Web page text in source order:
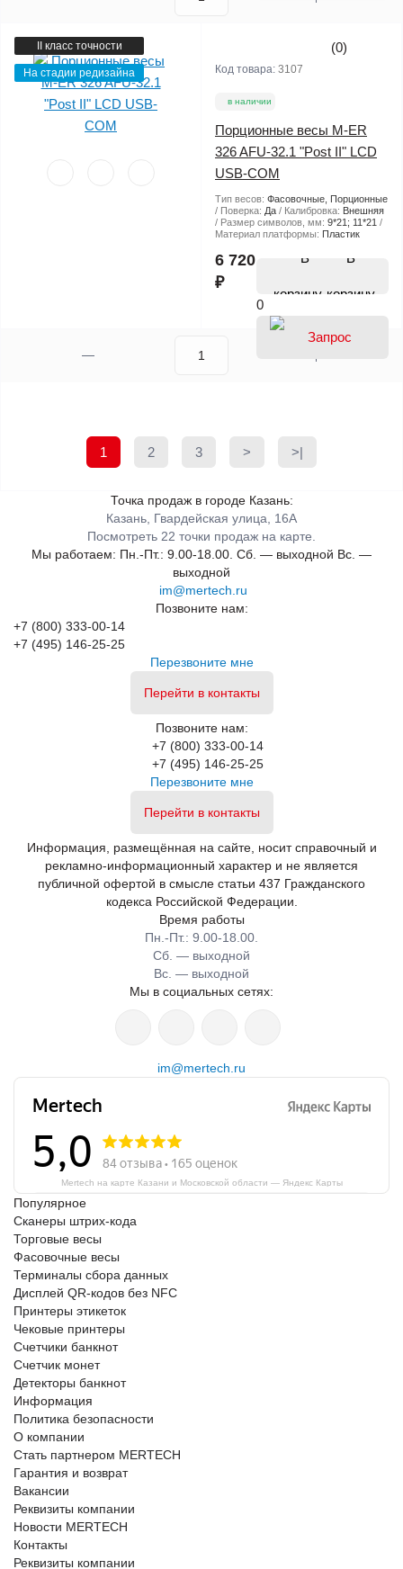
II класс точности
На стадии редизайна
(0)
Код товара: 3107
в наличии
Порционные весы M-ER
326 AFU-32.1 "Post II" LCD
USB-COM
Тип весов: Фасовочные, Порционные
Поверка: Да Калибровка: Внешняя
Размер символов, мм: 9*21; 11*21
Материал платформы: Пластик
6 720
₽
В
корзину
0
1 2 3 > >|
Точка продаж в городе Казань:
Казань, Гвардейская улица, 16А
Посмотреть 22 точки продаж на карте.
Мы работаем: Пн.-Пт.: 9.00-18.00. Сб. — выходной Вс. —
выходной
im@mertech.ru
Позвоните нам:
+7 (800) 333-00-14
+7 (495) 146-25-25
Перезвоните мне
Перейти в контакты
Позвоните нам:
+7 (800) 333-00-14
+7 (495) 146-25-25
Перезвоните мне
Перейти в контакты
Информация, размещённая на сайте, носит справочный и
рекламно-информационный характер и не является
публичной офертой в смысле статьи 437 Гражданского
кодекса Российской Федерации.
Время работы
Пн.-Пт.: 9.00-18.00.
Сб. — выходной
Вс. — выходной
Мы в социальных сетях:
im@mertech.ru
Mertech на карте Казани и Московской области — Яндекс Карты
Популярное
Сканеры штрих-кода
Торговые весы
Фасовочные весы
Терминалы сбора данных
Дисплей QR-кодов без NFC
Принтеры этикеток
Чековые принтеры
Счетчики банкнот
Счетчик монет
Детекторы банкнот
Информация
Политика безопасности
О компании
Стать партнером MERTECH
Гарантия и возврат
Вакансии
Реквизиты компании
Новости MERTECH
Контакты
Реквизиты компании